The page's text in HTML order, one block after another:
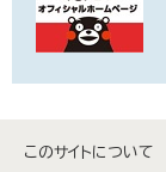
このサイトについて